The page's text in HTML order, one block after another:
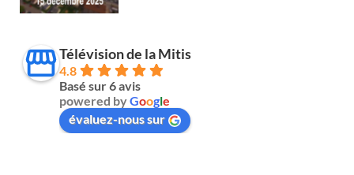
Télévision de la Mitis
4.8
Basé sur 6 avis
powered byGoogle
évaluez-nous sur